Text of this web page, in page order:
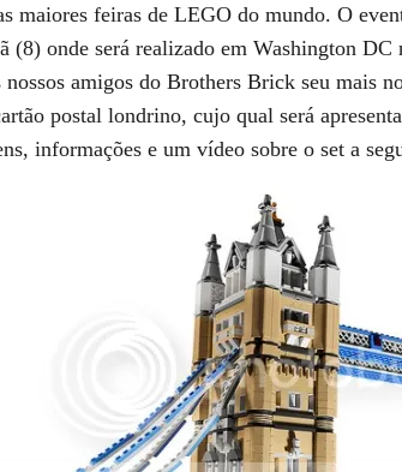
maiores feiras de LEGO do mundo. O
(8) onde será realizado em Washington
nossos amigos do Brothers Brick seu mais
postal londrino, cujo qual será
informações e um vídeo sobre o set a